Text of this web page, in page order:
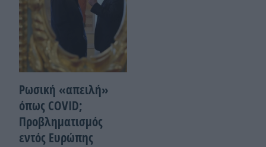
Ρωσική «απειλή»
όπως COVID;
Προβληματισμός
εντός Ευρώπης